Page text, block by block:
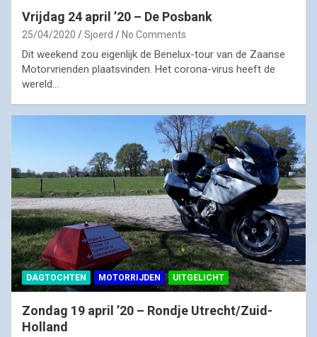
Vrijdag 24 april ’20 – De Posbank
25/04/2020 Sjoerd No Comments
Dit weekend zou eigenlijk de Benelux-tour van de Zaanse
Motorvrienden plaatsvinden. Het corona-virus heeft de
wereld…
DAGTOCHTEN MOTORRIJDEN UITGELICHT
Zondag 19 april ’20 – Rondje Utrecht/Zuid-
Holland